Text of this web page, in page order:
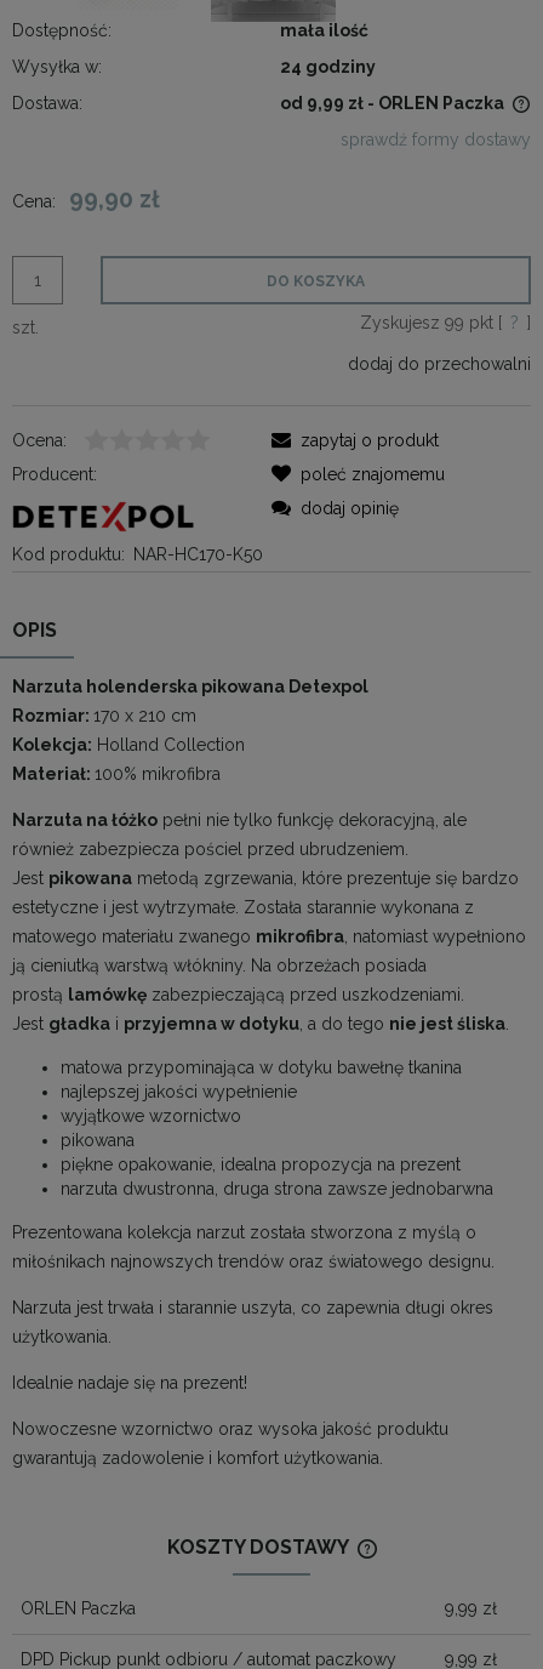
Dostępność:
mała ilość
Wysyłka w:
24 godziny
Dostawa:
od 9,99 zł - ORLEN Paczka
sprawdź formy dostawy
Cena: 99,90 zł
szt.
DO KOSZYKA
Zyskujesz 99 pkt [ ? ]
dodaj do przechowalni
Ocena:
Producent:
Kod produktu: NAR-HC170-K50
zapytaj o produkt
poleć znajomemu
dodaj opinię
OPIS
Narzuta holenderska pikowana Detexpol
Rozmiar: 170 x 210 cm
Kolekcja: Holland Collection
Materiał: 100% mikrofibra
Narzuta na łóżko pełni nie tylko funkcję dekoracyjną, ale
również zabezpiecza pościel przed ubrudzeniem.
Jest pikowana metodą zgrzewania, które prezentuje się bardzo
estetyczne i jest wytrzymałe. Została starannie wykonana z
matowego materiału zwanego mikrofibra , natomiast wypełniono
ją cieniutką warstwą włókniny. Na obrzeżach posiada
prostą lamówkę zabezpieczającą przed uszkodzeniami.
Jest gładka i przyjemna w dotyku , a do tego nie jest śliska
matowa przypominająca w dotyku bawełnę tkanina
najlepszej jakości wypełnienie
wyjątkowe wzornictwo
pikowana
piękne opakowanie, idealna propozycja na prezent
narzuta dwustronna, druga strona zawsze jednobarwna
Prezentowana kolekcja narzut została stworzona z myślą o
miłośnikach najnowszych trendów oraz światowego designu.
Narzuta jest trwała i starannie uszyta, co zapewnia długi okres
użytkowania.
Idealnie nadaje się na prezent!
Nowoczesne wzornictwo oraz wysoka jakość produktu
gwarantują zadowolenie i komfort użytkowania.
KOSZTY DOSTAWY
ORLEN Paczka 9,99 zł
DPD Pickup punkt odbioru / automat paczkowy 9,99 zł